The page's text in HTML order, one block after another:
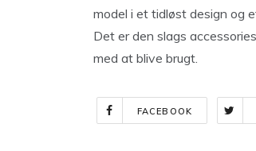
model i et tidløst design og
Det er den slags
med at blive brugt.
FACEBOOK